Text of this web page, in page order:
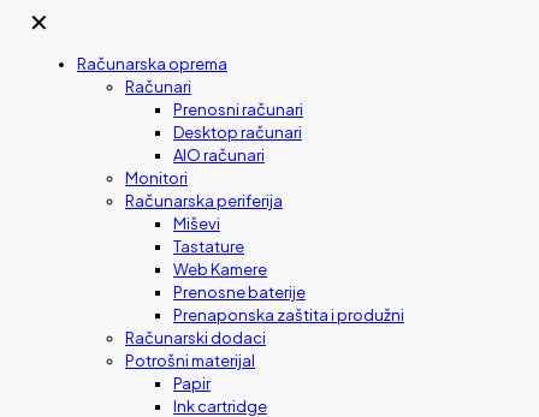
✕
Računarska oprema
Računari
Prenosni računari
Desktop računari
AIO računari
Monitori
Računarska periferija
Miševi
Tastature
Web Kamere
Prenosne baterije
Prenaponska zaštita i produžni
Računarski dodaci
Potrošni materijal
Papir
Ink cartridge